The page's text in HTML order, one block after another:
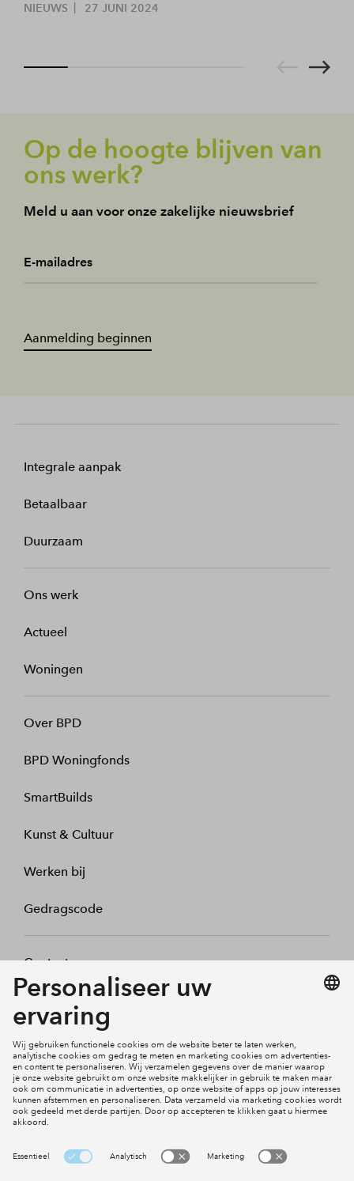
NIEUWS 27 JUNI 2024
Op de hoogte blijven van
ons werk?
Meld u aan voor onze zakelijke nieuwsbrief
E-mailadres
Aanmelding beginnen
Integrale aanpak
Betaalbaar
Duurzaam
Ons werk
Actueel
Woningen
Over BPD
BPD Woningfonds
SmartBuilds
Kunst & Cultuur
Werken bij
Gedragscode
Contact
Mijn profiel
Social Media